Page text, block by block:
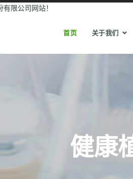
限公司网站！
首页 关于我们
健康